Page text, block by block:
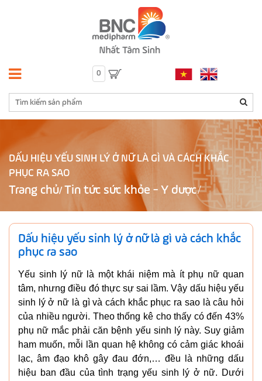
0
DẤU HIỆU YẾU SINH LÝ Ở NỮ LÀ GÌ VÀ CÁCH KHẮC
PHỤC RA SAO
Trang chủ/ Tin tức sức khỏe - Y dược
Dấu hiệu yếu sinh lý ở nữ là gì và cách khắc
phục ra sao
Yếu sinh lý nữ là một khái niệm mà ít phụ nữ quan
tâm, nhưng điều đó thực sự sai lầm. Vậy dấu hiệu yếu
sinh lý ở nữ là gì và cách khắc phục ra sao là câu hỏi
của nhiều người. Theo thống kê cho thấy có đến 43%
phụ nữ mắc phải căn bệnh yếu sinh lý này. Suy giảm
ham muốn, mỗi lần quan hệ không có cảm giác khoái
lạc, âm đạo khô gây đau đớn,… đều là những dấu
hiệu ban đầu của tình trạng yếu sinh lý ở nữ. Dưới